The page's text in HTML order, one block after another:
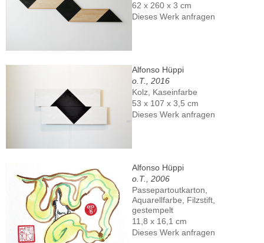
62 x 260 x 3 cm
Dieses Werk anfragen
Alfonso Hüppi
o.T., 2016
Kolz, Kaseinfarbe
53 x 107 x 3,5 cm
Dieses Werk anfragen
Alfonso Hüppi
o.T., 2006
Passepartoutkarton,
Aquarellfarbe, Filzstift,
gestempelt
11,8 x 16,1 cm
Dieses Werk anfragen